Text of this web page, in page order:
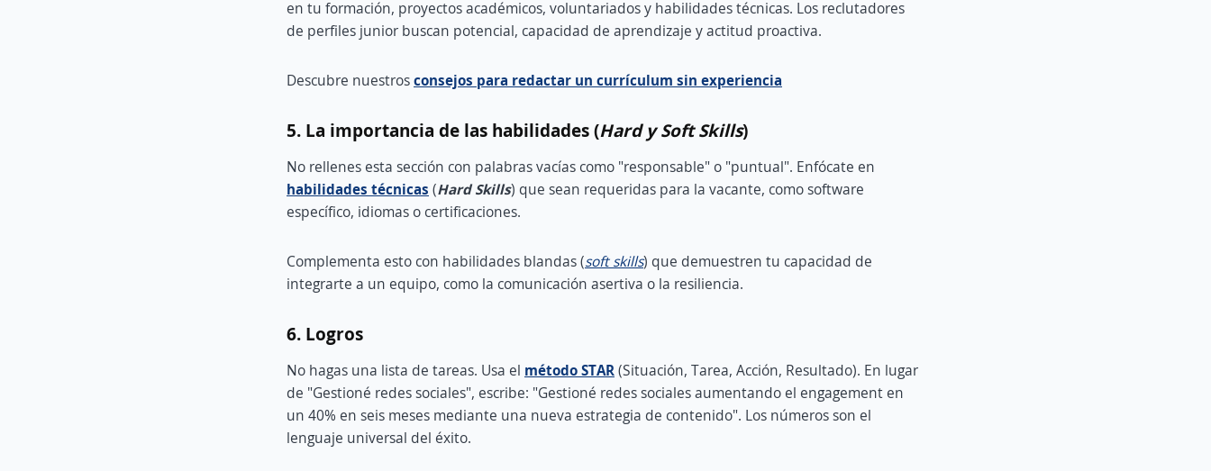
en tu formación, proyectos académicos, voluntariados y habilidades técnicas. Los reclutadores
de perfiles junior buscan potencial, capacidad de aprendizaje y actitud proactiva.
Descubre nuestrosconsejos para redactar un currículum sin experiencia
5. La importancia de las habilidades (Hard y Soft Skills)
No rellenes esta sección con palabras vacías como "responsable" o "puntual". Enfócate en
habilidades técnicas (Hard Skills) que sean requeridas para la vacante, como software
específico, idiomas o certificaciones.
Complementa esto con habilidades blandas (soft skills) que demuestren tu capacidad de
integrarte a un equipo, como la comunicación asertiva o la resiliencia.
6. Logros
No hagas una lista de tareas. Usa el método STAR(Situación, Tarea, Acción, Resultado). En lugar
de "Gestioné redes sociales", escribe: "Gestioné redes sociales aumentando el engagement en
un 40% en seis meses mediante una nueva estrategia de contenido". Los números son el
lenguaje universal del éxito.